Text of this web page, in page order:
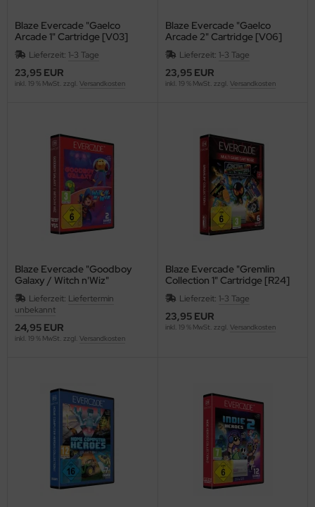
Blaze Evercade "Gaelco
Arcade 1" Cartridge [V03]
Lieferzeit: 1-3 Tage
23,95 EUR
inkl. 19 % MwSt. zzgl. Versandkosten
Blaze Evercade "Gaelco
Arcade 2" Cartridge [V06]
Lieferzeit: 1-3 Tage
23,95 EUR
inkl. 19 % MwSt. zzgl. Versandkosten
Blaze Evercade "Goodboy
Galaxy / Witch n'Wiz"
Cartridge [R35]
Lieferzeit: Liefertermin
unbekannt
24,95 EUR
inkl. 19 % MwSt. zzgl. Versandkosten
Blaze Evercade "Gremlin
Collection 1" Cartridge [R24]
Lieferzeit: 1-3 Tage
23,95 EUR
inkl. 19 % MwSt. zzgl. Versandkosten